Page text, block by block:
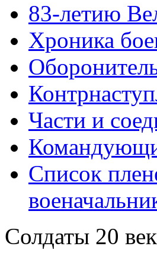
83-летию
Хроника
Части и
Список
Солдаты 20